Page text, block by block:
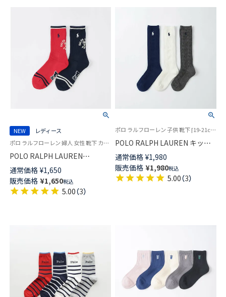
NEW
レディース
ポロ ラルフローレン 婦人 女性 靴下 カジュアル 26SS
POLO RALPH LAUREN
VARSITY POLO クルー丈 ソック
ス 03207253
通常価格 ¥1,650
販売価格 ¥1,650税込
5.00（3）
ポロ ラルフローレン 子供 靴下 [19-21cm][22-24cm] 2025FW
POLO RALPH LAUREN キッズ
CABLE ケーブル ポロポニー刺
しゅう ハイソックス 日本製
04813711
通常価格 ¥1,980
販売価格 ¥1,980税込
5.00（3）